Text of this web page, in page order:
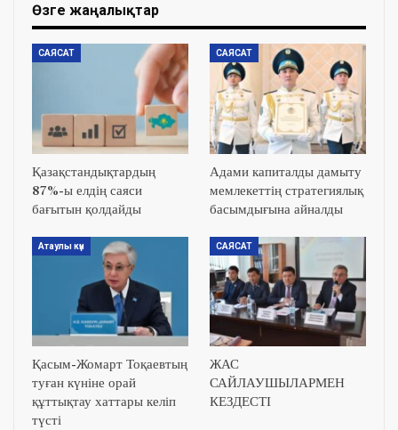
Өзге жаңалықтар
САЯСАТ
Қазақстандықтардың
87%-ы елдің саяси
бағытын қолдайды
САЯСАТ
Адами капиталды дамыту
мемлекеттің стратегиялық
басымдығына айналды
Атаулы күн
Қасым-Жомарт Тоқаевтың
туған күніне орай
құттықтау хаттары келіп
түсті
САЯСАТ
ЖАС
САЙЛАУШЫЛАРМЕН
КЕЗДЕСТІ